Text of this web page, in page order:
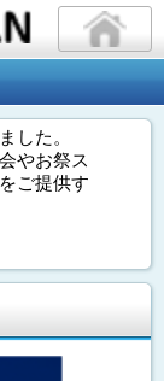
した。
やお祭ス
ご提供す